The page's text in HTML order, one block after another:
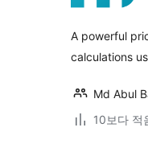
A powerful
calculations
Md Abul
10보다 적